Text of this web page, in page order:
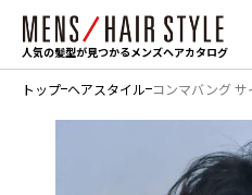
人気の髪型が見つかるメンズヘアカタログ
トップ ヘアスタイル コンマバング サ